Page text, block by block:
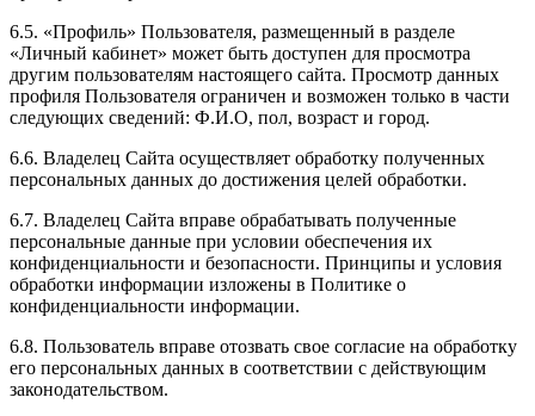
6.5. «Профиль» Пользователя, размещенный в разделе
«Личный кабинет» может быть доступен для просмотра
другим пользователям настоящего сайта. Просмотр данных
профиля Пользователя ограничен и возможен только в части
следующих сведений: Ф.И.О, пол, возраст и город.
6.6. Владелец Сайта осуществляет обработку полученных
персональных данных до достижения целей обработки.
6.7. Владелец Сайта вправе обрабатывать полученные
персональные данные при условии обеспечения их
конфиденциальности и безопасности. Принципы и условия
обработки информации изложены в Политике о
конфиденциальности информации.
6.8. Пользователь вправе отозвать свое согласие на обработку
его персональных данных в соответствии с действующим
законодательством.